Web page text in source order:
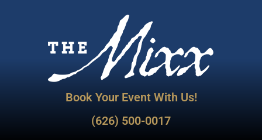
Book Your Event With Us!
(626) 500-0017